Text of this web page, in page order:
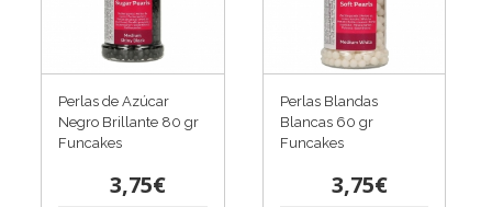
Perlas de Azúcar
Negro Brillante 80 gr
Funcakes
3,75€
Perlas Blandas
Blancas 60 gr
Funcakes
3,75€